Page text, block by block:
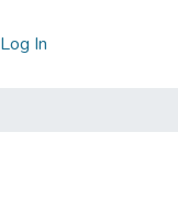
Log In